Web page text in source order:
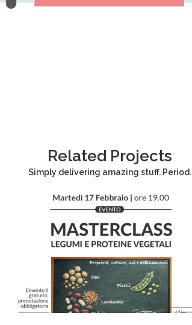
Related Projects
Simply delivering amazing stuff. Period.